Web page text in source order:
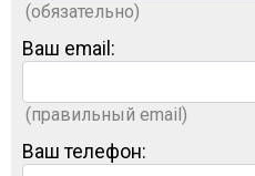
(обязательно)
Ваш email:
(правильный email)
Ваш телефон: